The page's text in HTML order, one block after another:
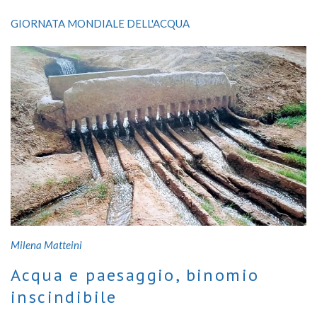
Ricerche e progetti per cambiare rotta in materia di tutela delle
risorse idriche
GIORNATA MONDIALE DELL'ACQUA
Milena Matteini
Acqua e paesaggio, binomio
inscindibile